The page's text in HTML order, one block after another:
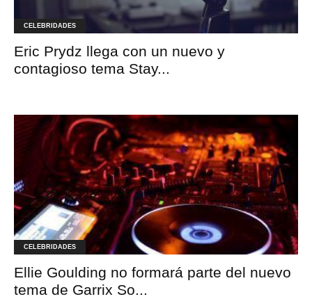
CELEBRIDADES
Eric Prydz llega con un nuevo y
contagioso tema Stay...
CELEBRIDADES
Ellie Goulding no formará parte del nuevo
tema de Garrix So...